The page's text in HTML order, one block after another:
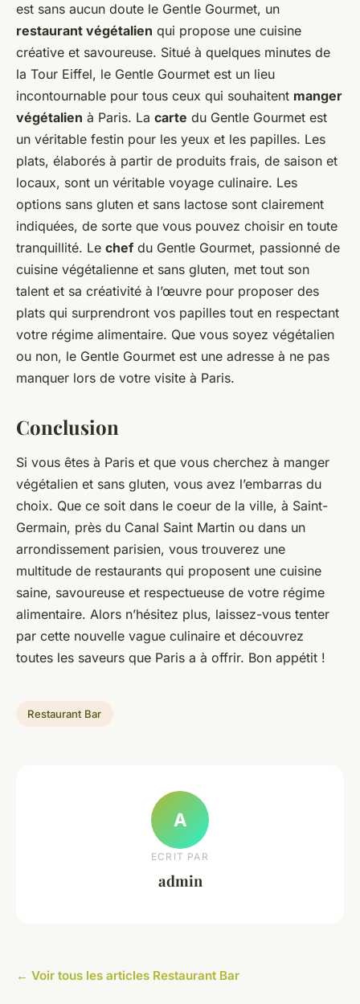
est sans aucun doute le Gentle Gourmet, un
restaurant végétalien qui propose une cuisine
créative et savoureuse. Situé à quelques minutes de
la Tour Eiffel, le Gentle Gourmet est un lieu
incontournable pour tous ceux qui souhaitent manger
végétalien à Paris. La carte du Gentle Gourmet est
un véritable festin pour les yeux et les papilles. Les
plats, élaborés à partir de produits frais, de saison et
locaux, sont un véritable voyage culinaire. Les
options sans gluten et sans lactose sont clairement
indiquées, de sorte que vous pouvez choisir en toute
tranquillité. Le chef du Gentle Gourmet, passionné de
cuisine végétalienne et sans gluten, met tout son
talent et sa créativité à l’œuvre pour proposer des
plats qui surprendront vos papilles tout en respectant
votre régime alimentaire. Que vous soyez végétalien
ou non, le Gentle Gourmet est une adresse à ne pas
manquer lors de votre visite à Paris.
Conclusion
Si vous êtes à Paris et que vous cherchez à manger
végétalien et sans gluten, vous avez l’embarras du
choix. Que ce soit dans le coeur de la ville, à Saint-
Germain, près du Canal Saint Martin ou dans un
arrondissement parisien, vous trouverez une
multitude de restaurants qui proposent une cuisine
saine, savoureuse et respectueuse de votre régime
alimentaire. Alors n’hésitez plus, laissez-vous tenter
par cette nouvelle vague culinaire et découvrez
toutes les saveurs que Paris a à offrir. Bon appétit !
Restaurant Bar
A
ECRIT PAR
admin
← Voir tous les articles Restaurant Bar